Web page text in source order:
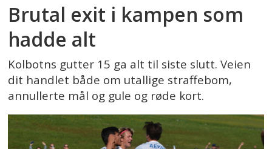
Brutal exit i kampen som
hadde alt
Kolbotns gutter 15 ga alt til siste slutt. Veien
dit handlet både om utallige straffebom,
annullerte mål og gule og røde kort.